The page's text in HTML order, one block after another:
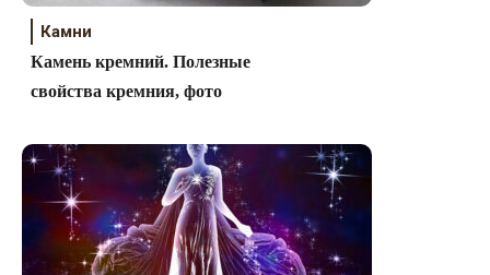
Камни
Камень кремний. Полезные
свойства кремния, фото